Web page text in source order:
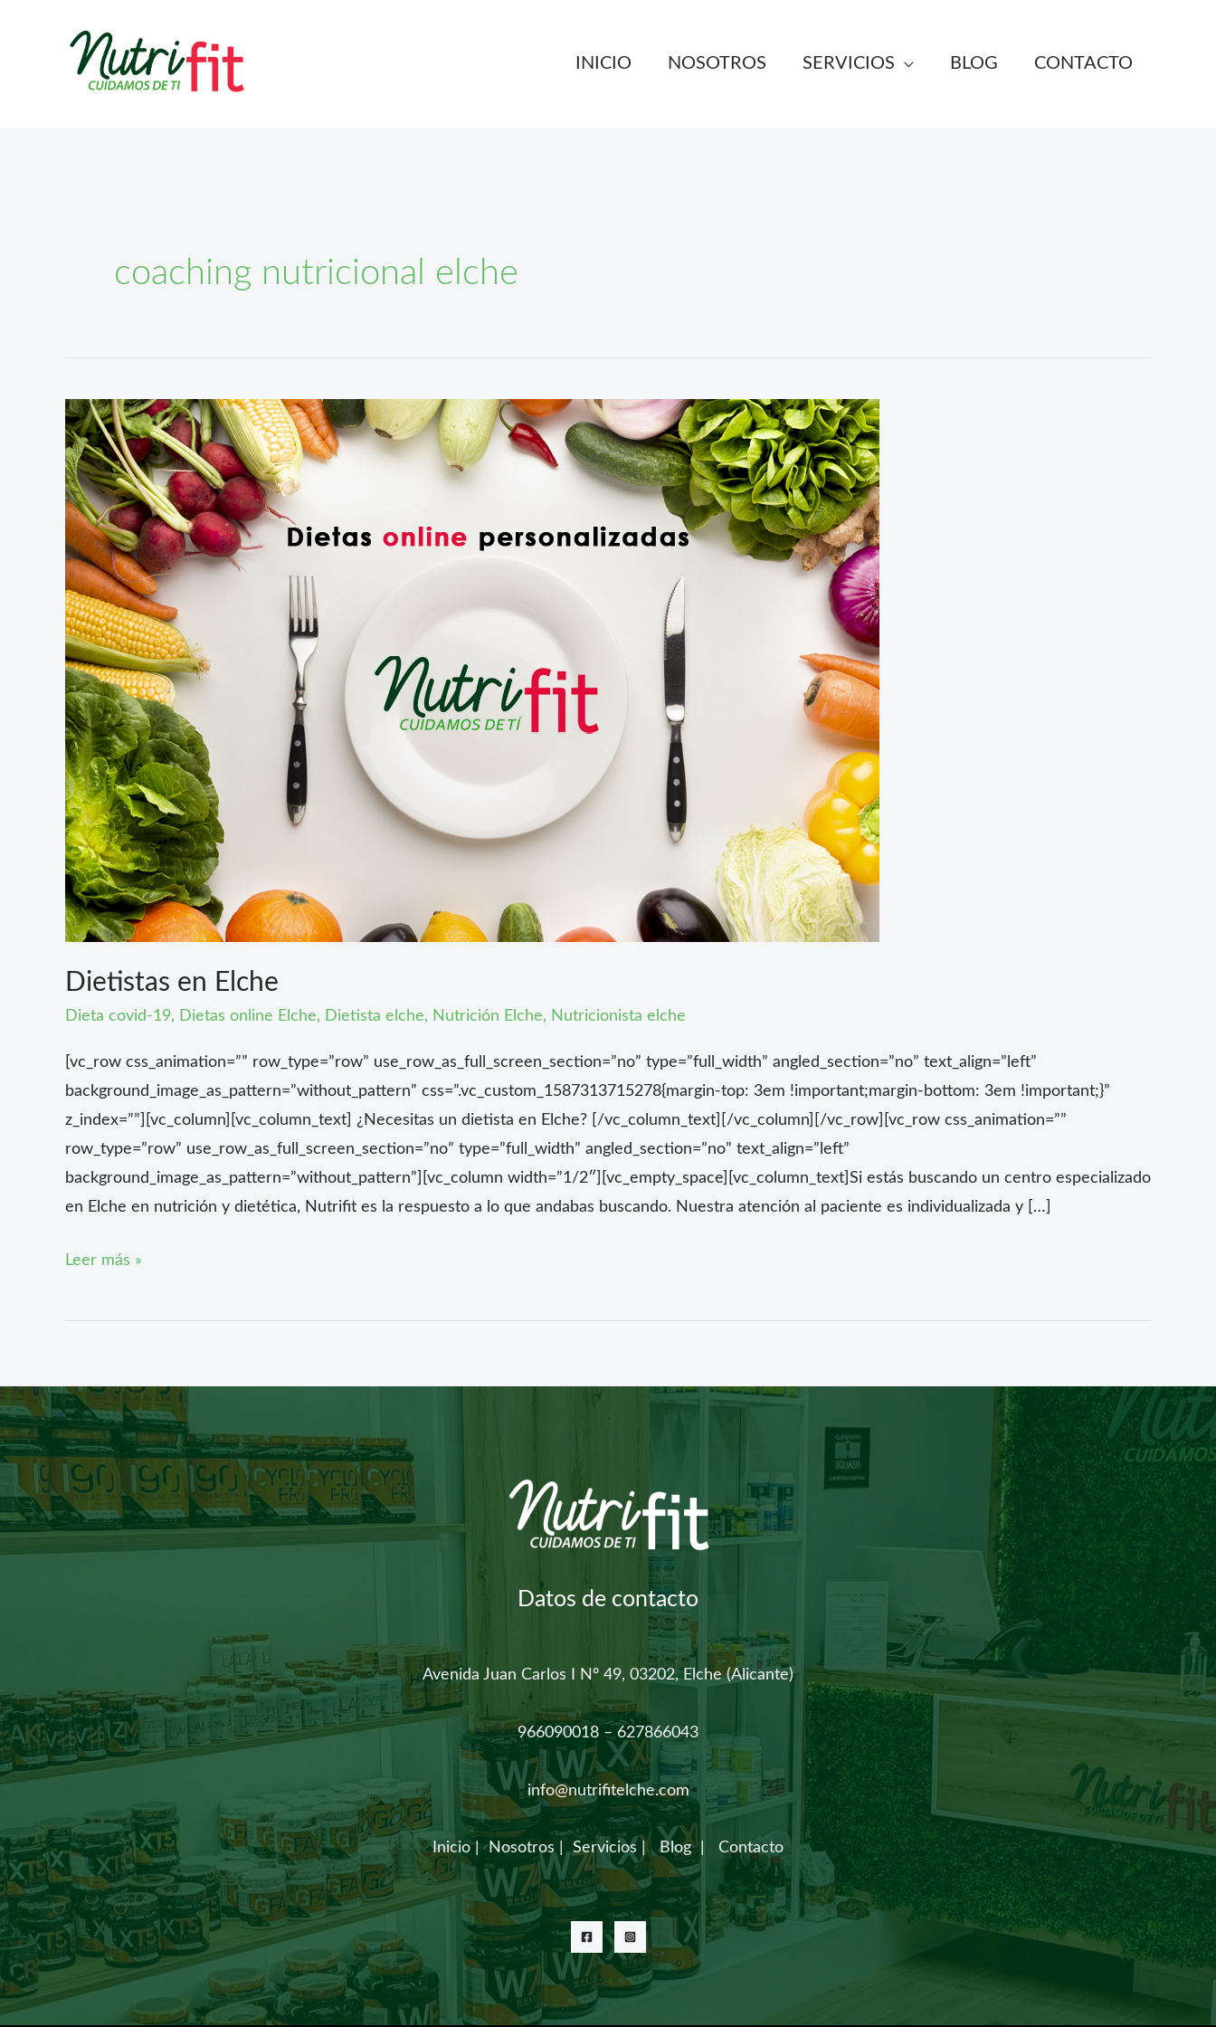
INICIO NOSOTROS SERVICIOS BLOG CONTACTO
coaching nutricional elche
Dietistas en Elche
Dieta covid-19, Dietas online Elche, Dietista elche, Nutrición Elche, Nutricionista elche
[vc_row css_animation=”” row_type=”row” use_row_as_full_screen_section=”no” type=”full_width” angled_section=”no” text_align=”left”
background_image_as_pattern=”without_pattern” css=”.vc_custom_1587313715278{margin-top: 3em !important;margin-bottom: 3em !important;}”
z_index=””][vc_column][vc_column_text] ¿Necesitas un dietista en Elche? [/vc_column_text][/vc_column][/vc_row][vc_row css_animation=””
row_type=”row” use_row_as_full_screen_section=”no” type=”full_width” angled_section=”no” text_align=”left”
background_image_as_pattern=”without_pattern”][vc_column width=”1/2″][vc_empty_space][vc_column_text]Si estás buscando un centro especializado
en Elche en nutrición y dietética, Nutrifit es la respuesto a lo que andabas buscando. Nuestra atención al paciente es individualizada y […]
Dietistas
en
Elche
Leer más »
Datos de contacto
Avenida Juan Carlos I Nº 49, 03202, Elche (Alicante)
966090018 – 627866043
info@nutrifitelche.com
Inicio| Nosotros |Servicios |Blog| Contacto